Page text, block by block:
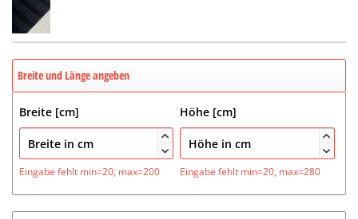
Breite und Länge angeben
Breite [cm]


Höhe [cm]


Eingabe fehlt min=20, max=200 Eingabe fehlt min=20, max=280